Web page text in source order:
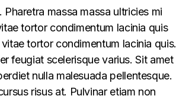
massa massa ultricies mi
tortor condimentum lacinia quis
tortor condimentum lacinia quis.
feugiat scelerisque varius. Sit amet
nulla malesuada pellentesque.
risus at. Pulvinar etiam non